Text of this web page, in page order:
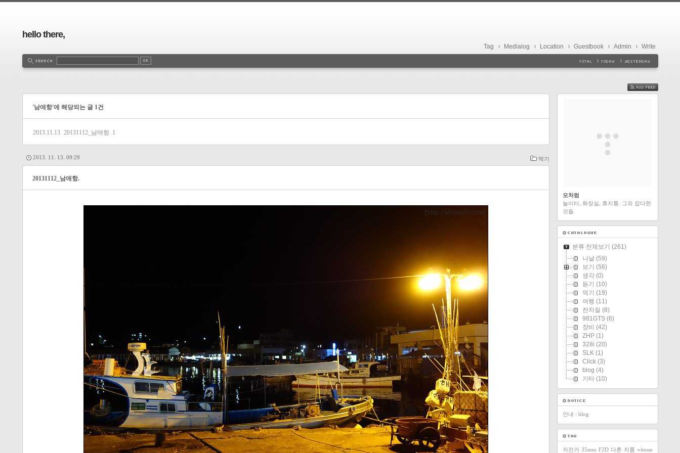
hello there,
Tag Medialog Location Guestbook Admin Write
'남애항'에 해당되는 글 1건
2013.11.13 20131112_남애항. 1
먹기
2013. 11. 13. 09:29
20131112_남애항.
FEED
모처럼
놀이터, 화장실, 휴지통. 그외 잡다한
것들.
분류 전체보기 (261)
나날(59)
보기 (56)
생각(0)
듣기 (10)
먹기 (19)
여행 (11)
잔차질 (8)
981GTS(6)
장비 (42)
ZHP(1)
328i (20)
SLK(1)
Click(3)
blog (4)
기타(10)
안내 : blog
자전거 35mm F2D 다혼 지름 vitesse